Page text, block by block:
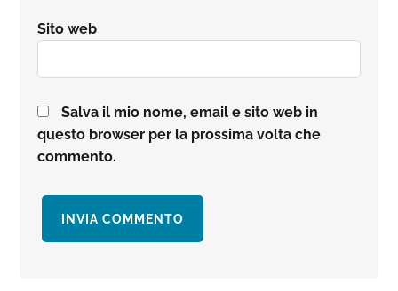
Sito web
Salva il mio nome, email e sito web in
questo browser per la prossima volta che
commento.